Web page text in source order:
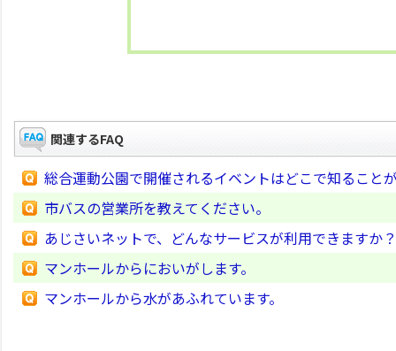
関連するFAQ
総合運動公園で開催されるイベントはどこで知ること
市バスの営業所を教えてください。
あじさいネットで、どんなサービスが利用できますか？
マンホールからにおいがします。
マンホールから水があふれています。